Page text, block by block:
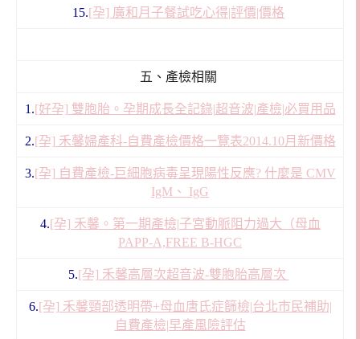
15.[孕] 廣和月子餐試吃心得|評價|價格
五、產檢相關
1.[好孕] 雙胞胎。孕期成長全記錄|超音波|產檢|必買用品
2.[孕] 禾馨婦產科-自費產檢價格一覽表2014.10月新價格
3.[孕] 自費產檢-巨細胞病毒呈現陽性反應? 什麼是 CMV
IgM、 IgG
4.[孕] 禾馨。第一期產檢|子宮動脈阻力過大（母血
PAPP-A,FREE B-HGC
5.[孕] 禾馨高層次超音波-雙胞胎高層次
6.[孕] 禾馨頸部透明帶+母血唐氏症篩檢|台北市民補助|
自費產檢|早產風險評估